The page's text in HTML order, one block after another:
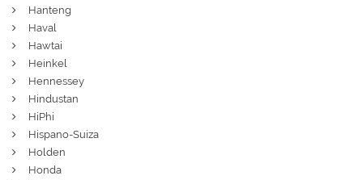
Hanteng
Haval
Hawtai
Heinkel
Hennessey
Hindustan
HiPhi
Hispano-Suiza
Holden
Honda